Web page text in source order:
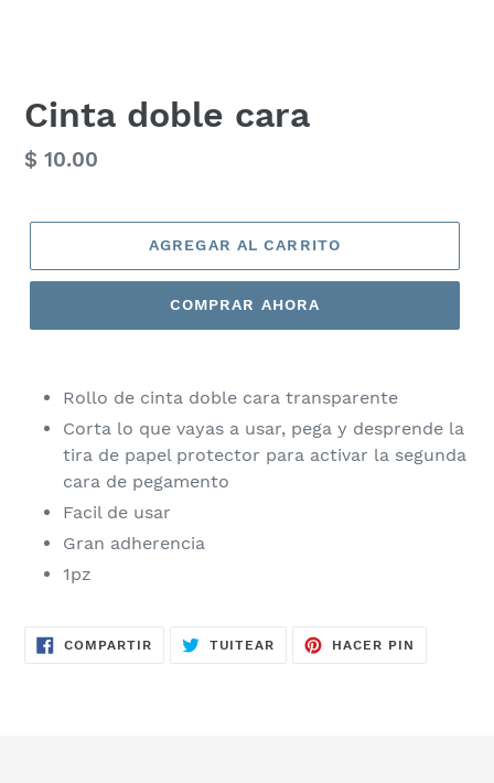
Cinta doble cara
Precio
$ 10.00
AGREGAR AL CARRITO
COMPRAR AHORA
Rollo de cinta doble cara transparente
Corta lo que vayas a usar, pega y desprende la
tira de papel protector para activar la segunda
cara de pegamento
Facil de usar
Gran adherencia
1pz
COMPARTIRCOMPARTIR
EN
TUITEAR TUITEARHACER PIN